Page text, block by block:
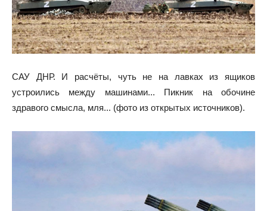
САУ ДНР. И расчёты, чуть не на лавках из ящиков
устроились между машинами... Пикник на обочине
здравого смысла, мля... (фото из открытых источников).